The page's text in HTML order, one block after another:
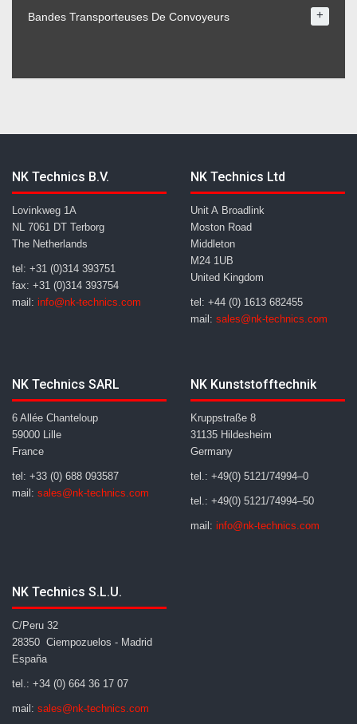
Bandes Transporteuses De Convoyeurs +
NK Technics B.V.
Lovinkweg 1A
NL 7061 DT Terborg
The Netherlands
tel: +31 (0)314 393751
fax: +31 (0)314 393754
mail: info@nk-technics.com
NK Technics Ltd
Unit A Broadlink
Moston Road
Middleton
M24 1UB
United Kingdom
tel: +44 (0) 1613 682455
mail: sales@nk-technics.com
NK Technics SARL
6 Allée Chanteloup
59000 Lille
France
tel: +33 (0) 688 093587
mail: sales@nk-technics.com
NK Kunststofftechnik
Kruppstraße 8
31135 Hildesheim
Germany
tel.: +49(0) 5121/74994–0
tel.: +49(0) 5121/74994–50
mail: info@nk-technics.com
NK Technics S.L.U.
C/Peru 32
28350 Ciempozuelos - Madrid
España
tel.: +34 (0) 664 36 17 07
mail: sales@nk-technics.com